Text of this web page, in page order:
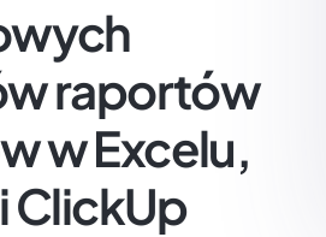
raportów
w Excelu,
ClickUp